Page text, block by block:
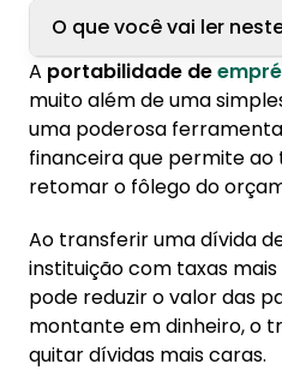
O que você vai ler
1. Como funciona a
empréstimo
1.1. Regras para a
consignado
2. Como fazer
2.1. Como evitar
A portabilidade de
muito além de uma
uma poderosa
financeira que permite
retomar o fôlego do
Ao transferir uma dívida
instituição com taxas
pode reduzir o valor das
montante em dinheiro, o
quitar dívidas mais caras.